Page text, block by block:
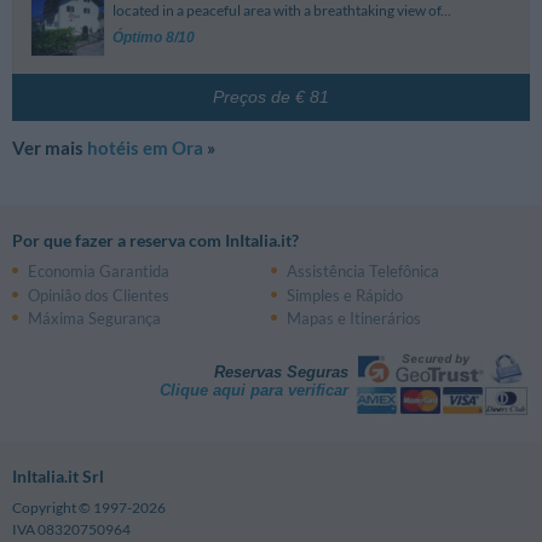
located in a peaceful area with a breathtaking view of...
Óptimo 8/10
Preços de € 81
Ver mais hotéis em Ora »
Por que fazer a reserva com InItalia.it?
Economia Garantida
Assistência Telefônica
Opinião dos Clientes
Simples e Rápido
Máxima Segurança
Mapas e Itinerários
Reservas Seguras
Clique aqui para verificar
InItalia.it Srl
Copyright © 1997-2026
IVA 08320750964